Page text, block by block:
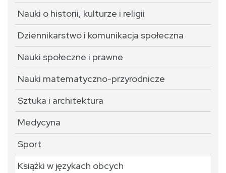
Nauki o historii, kulturze i religii
Dziennikarstwo i komunikacja społeczna
Nauki społeczne i prawne
Nauki matematyczno-przyrodnicze
Sztuka i architektura
Medycyna
Sport
Książki w językach obcych